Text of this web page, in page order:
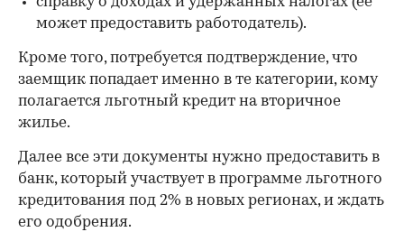
может предоставить работодатель).
Кроме того, потребуется подтверждение, что
заемщик попадает именно в те категории, кому
полагается льготный кредит на вторичное
жилье.
Далее все эти документы нужно предоставить в
банк, который участвует в программе льготного
кредитования под 2% в новых регионах, и ждать
его одобрения.